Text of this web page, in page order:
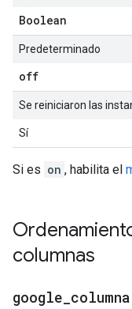
Boolean
Predeterminado
off
Se reiniciaron las
Sí
Si es on , habilita el
columnas
google